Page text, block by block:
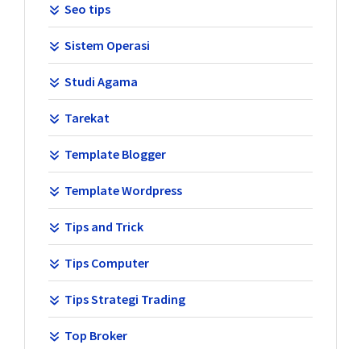
Seo tips
Sistem Operasi
Studi Agama
Tarekat
Template Blogger
Template Wordpress
Tips and Trick
Tips Computer
Tips Strategi Trading
Top Broker